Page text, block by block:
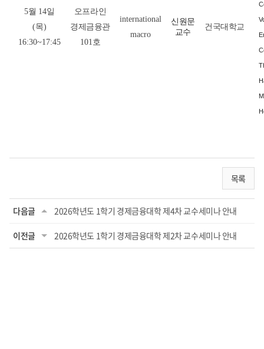
5월 14일
(목)
16:30~17:45
오프라인
경제금융관
101호
international
macro
신원문
교수
건국대학교
목록
다음글 2026학년도 1학기 경제금융대학 제4차 교수세미나 안내
이전글 2026학년도 1학기 경제금융대학 제2차 교수세미나 안내